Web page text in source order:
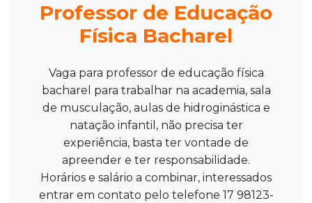
Professor de Educação
Física Bacharel
Vaga para professor de educação física
bacharel para trabalhar na academia, sala
de musculação, aulas de hidroginástica e
natação infantil, não precisa ter
experiência, basta ter vontade de
apreender e ter responsabilidade.
Horários e salário a combinar, interessados
entrar em contato pelo telefone 17 98123-